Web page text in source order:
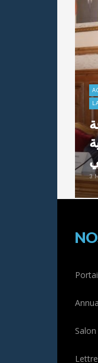
3
Salon